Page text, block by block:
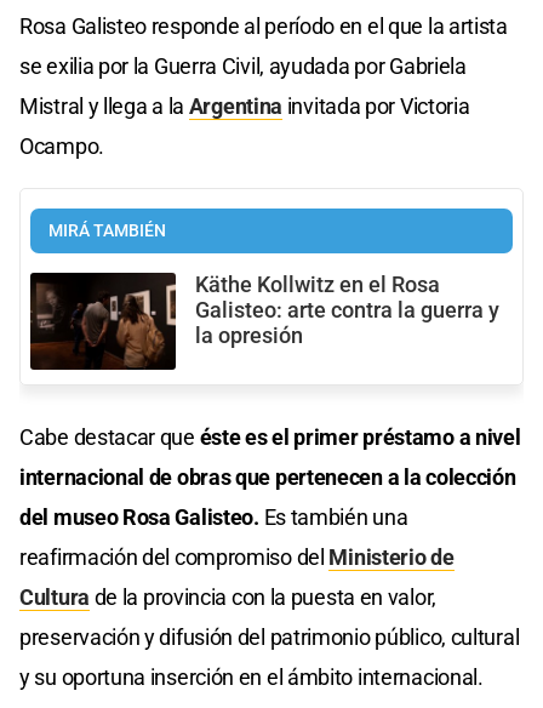
Rosa Galisteo responde al período en el que la artista
se exilia por la Guerra Civil, ayudada por Gabriela
Mistral y llega a la Argentina invitada por Victoria
Ocampo.
MIRÁ TAMBIÉN
Käthe Kollwitz en el Rosa
Galisteo: arte contra la guerra y
la opresión
Cabe destacar que éste es el primer préstamo a nivel
internacional de obras que pertenecen a la colección
del museo Rosa Galisteo. Es también una
reafirmación del compromiso del Ministerio de
Cultura de la provincia con la puesta en valor,
preservación y difusión del patrimonio público, cultural
y su oportuna inserción en el ámbito internacional.